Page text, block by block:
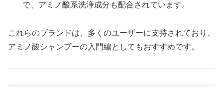
で、アミノ酸系洗浄成分も配合されています。
これらのブランドは、多くのユーザーに支持されており、
アミノ酸シャンプーの入門編としてもおすすめです。